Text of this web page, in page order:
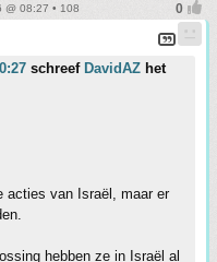
@ 08:27 • 108
schreef DavidAZ het
acties van Israël, maar er
hebben ze in Israël al